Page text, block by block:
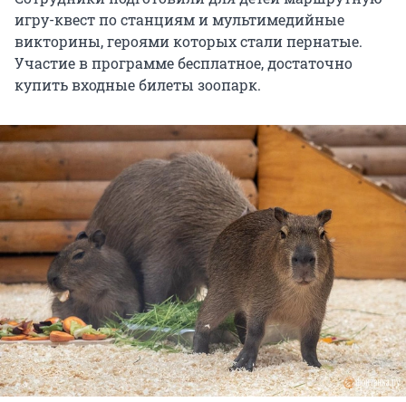
игру-квест по станциям и мультимедийные
викторины, героями которых стали пернатые.
Участие в программе бесплатное, достаточно
купить входные билеты зоопарк.